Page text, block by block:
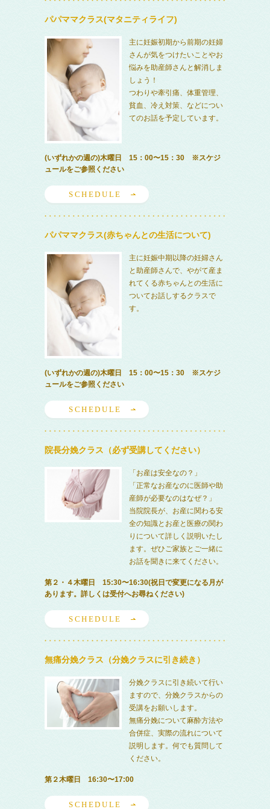
パパママクラス(マタニティライフ)
主に妊娠初期から前期の妊婦
さんが気をつけたいことやお
悩みを助産師さんと解消しま
しょう！
つわりや牽引痛、体重管理、
貧血、冷え対策、などについ
てのお話を予定しています。
(いずれかの週の)木曜日 15：00〜15：30 ※スケジ
ュールをご参照ください
SCHEDULE
パパママクラス(赤ちゃんとの生活について)
主に妊娠中期以降の妊婦さん
と助産師さんで、やがて産ま
れてくる赤ちゃんとの生活に
ついてお話しするクラスで
す。
(いずれかの週の)木曜日 15：00〜15：30 ※スケジ
ュールをご参照ください
SCHEDULE
院長分娩クラス（必ず受講してください）
「お産は安全なの？」
「正常なお産なのに医師や助
産師が必要なのはなぜ？」
当院院長が、お産に関わる安
全の知識とお産と医療の関わ
りについて詳しく説明いたし
ます。ぜひご家族とご一緒に
お話を聞きに来てください。
第２・４木曜日 15:30〜16:30(祝日で変更になる月が
あります。詳しくは受付へお尋ねください)
SCHEDULE
無痛分娩クラス（分娩クラスに引き続き）
分娩クラスに引き続いて行い
ますので、分娩クラスからの
受講をお願いします。
無痛分娩について麻酔方法や
合併症、実際の流れについて
説明します。何でも質問して
ください。
第２木曜日 16:30〜17:00
SCHEDULE